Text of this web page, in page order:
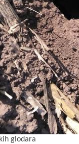
glodara